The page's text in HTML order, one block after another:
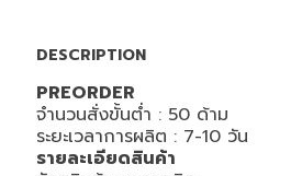
DESCRIPTION
PREORDER
จำนวนสั่งขั้นต่ำ : 50 ด้าม
ระยะเวลาการผลิต : 7-10 วัน
รายละเอียดสินค้า